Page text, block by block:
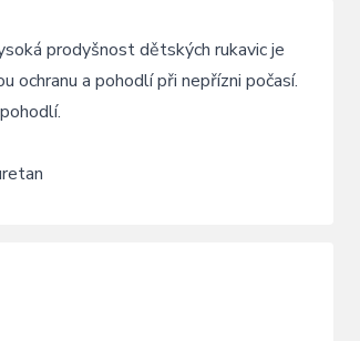
prodyšnost dětských rukavic je
a pohodlí při nepřízni počasí.